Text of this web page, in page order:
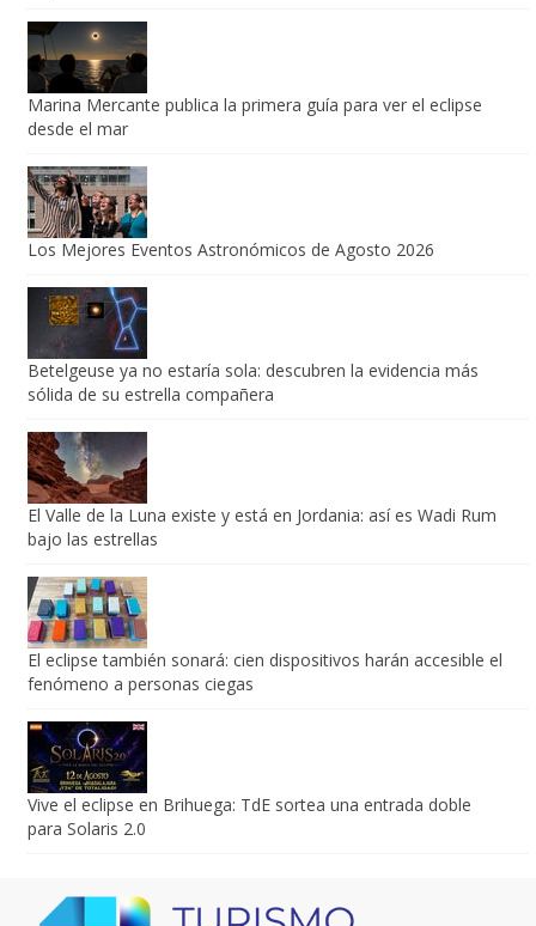
Marina Mercante publica la primera guía para ver el eclipse
desde el mar
Los Mejores Eventos Astronómicos de Agosto 2026
Betelgeuse ya no estaría sola: descubren la evidencia más
sólida de su estrella compañera
El Valle de la Luna existe y está en Jordania: así es Wadi Rum
bajo las estrellas
El eclipse también sonará: cien dispositivos harán accesible el
fenómeno a personas ciegas
Vive el eclipse en Brihuega: TdE sortea una entrada doble
para Solaris 2.0